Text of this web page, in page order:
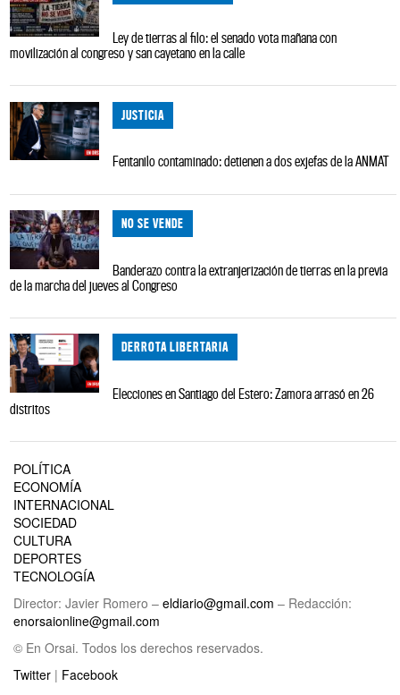
Ley de tierras al filo: el senado vota mañana con
movilización al congreso y san cayetano en la calle
JUSTICIA
Fentanilo contaminado: detienen a dos exjefas de la ANMAT
NO SE VENDE
Banderazo contra la extranjerización de tierras en la previa
de la marcha del jueves al Congreso
DERROTA LIBERTARIA
Elecciones en Santiago del Estero: Zamora arrasó en 26
distritos
POLÍTICA
ECONOMÍA
INTERNACIONAL
SOCIEDAD
CULTURA
DEPORTES
TECNOLOGÍA
Director: Javier Romero – eldiario@gmail.com – Redacción:
enorsaionline@gmail.com
© En Orsai. Todos los derechos reservados.
Twitter | Facebook